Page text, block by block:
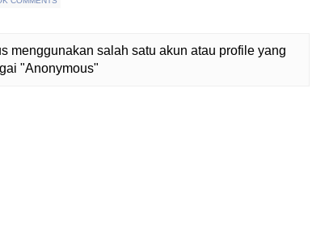
menggunakan salah satu akun atau profile yang
"Anonymous"